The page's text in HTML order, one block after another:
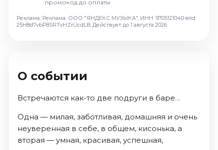
Ноябрь 2026
Декабрь 2026
промокод до оплаты
Реклама. Реклама. ООО "ЯНДЕКС МУЗЫКА", ИНН: 9705121040 erid:
25H8d7vbP8SRTvHZrUcdLB Действует до 1 августа 2026
О событии
Встречаются как-то две подруги в баре…
Одна — милая, заботливая, домашняя и очень
неуверенная в себе, в общем, кисонька, а
вторая — умная, красивая, успешная,